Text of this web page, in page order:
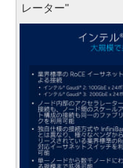
レーター"